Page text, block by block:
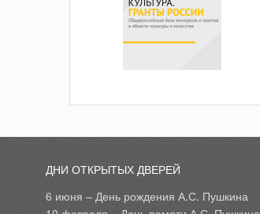
ДНИ ОТКРЫТЫХ ДВЕРЕЙ
6 июня – День рождения А.С. Пушкина